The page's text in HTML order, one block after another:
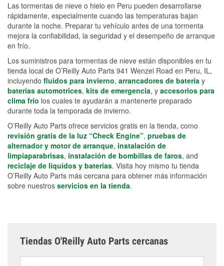
Las tormentas de nieve o hielo en Peru pueden desarrollarse
rápidamente, especialmente cuando las temperaturas bajan
durante la noche. Preparar tu vehículo antes de una tormenta
mejora la confiabilidad, la seguridad y el desempeño de arranque
en frío.
Los suministros para tormentas de nieve están disponibles en tu
tienda local de O’Reilly Auto Parts 941 Wenzel Road en Peru, IL,
incluyendo fluidos para invierno, arrancadores de batería y
baterías automotrices, kits de emergencia, y accesorios para
clima frío los cuales te ayudarán a mantenerte preparado
durante toda la temporada de invierno.
O’Reilly Auto Parts ofrece servicios gratis en la tienda, como
revisión gratis de la luz “Check Engine”, pruebas de
alternador y motor de arranque, instalación de
limpiaparabrisas, instalación de bombillas de faros, and
reciclaje de líquidos y baterías. Visita hoy mismo tu tienda
O’Reilly Auto Parts más cercana para obtener más información
sobre nuestros servicios en la tienda.
Tiendas O'Reilly Auto Parts cercanas